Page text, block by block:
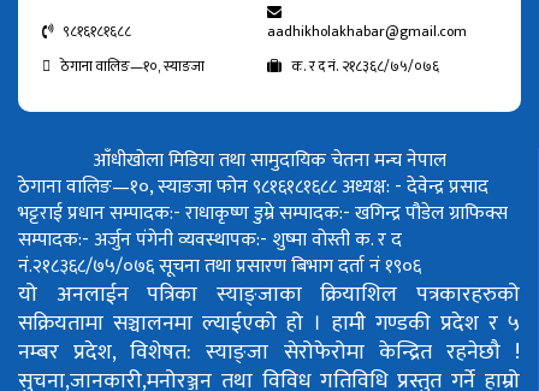
९८१६१८१६८८
aadhikholakhabar@gmail.com
ठेगाना वालिङ—१०, स्याङजा
क. र द नं. २१८३६८/७५/०७६
आँधीखोला मिडिया तथा सामुदायिक चेतना मन्च नेपाल
ठेगाना वालिङ—१०, स्याङजा फोन ९८१६१८१६८८अध्यक्ष: - देवेन्द्र प्रसाद
भट्टराईप्रधान सम्पादक:- राधाकृष्ण डुम्रेसम्पादक:- खगिन्द्र पौडेलग्राफिक्स
सम्पादक:- अर्जुन पंगेनीव्यवस्थापक:- शुष्मा वोस्तीक. र द
नं.२१८३६८/७५/०७६सूचना तथा प्रसारण बिभाग दर्ता नं १९०६
यो अनलाईन पत्रिका स्याङ्जाका क्रियाशिल पत्रकारहरुको
सक्रियतामा सञ्चालनमा ल्याईएको हो । हामी गण्डकी प्रदेश र ५
नम्बर प्रदेश, विशेषत: स्याङ्जा सेरोफेरोमा केन्द्रित रहनेछौ !
सुचना,जानकारी,मनोरञ्जन तथा विविध गतिविधि प्रस्तुत गर्ने हाम्रो